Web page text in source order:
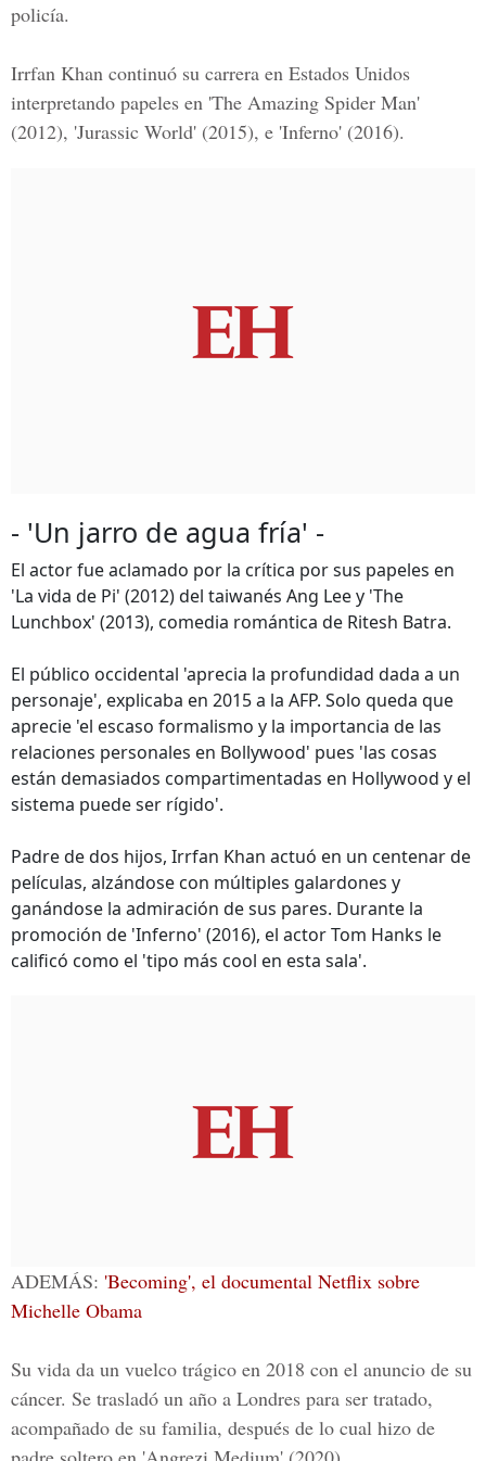
policía.
Irrfan Khan continuó su carrera en Estados Unidos
interpretando papeles en 'The Amazing Spider Man'
(2012), 'Jurassic World' (2015), e 'Inferno' (2016).
- 'Un jarro de agua fría' -
El actor fue aclamado por la crítica por sus papeles en
'La vida de Pi' (2012) del taiwanés Ang Lee y 'The
Lunchbox' (2013), comedia romántica de Ritesh Batra.
El público occidental 'aprecia la profundidad dada a un
personaje', explicaba en 2015 a la AFP. Solo queda que
aprecie 'el escaso formalismo y la importancia de las
relaciones personales en Bollywood' pues 'las cosas
están demasiados compartimentadas en Hollywood y el
sistema puede ser rígido'.
Padre de dos hijos, Irrfan Khan actuó en un centenar de
películas, alzándose con múltiples galardones y
ganándose la admiración de sus pares. Durante la
promoción de 'Inferno' (2016), el actor Tom Hanks le
calificó como el 'tipo más cool en esta sala'.
ADEMÁS: 'Becoming', el documental Netflix sobre
Michelle Obama
Su vida da un vuelco trágico en 2018 con el anuncio de su
cáncer. Se trasladó un año a Londres para ser tratado,
acompañado de su familia, después de lo cual hizo de